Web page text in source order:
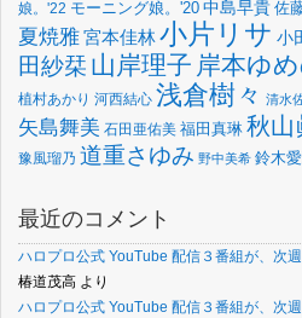
娘。'22 モーニング娘。'20 中島早貴 佐
夏焼雅宮本佳林小片リサ 小
田紗栞 山岸理子 岸本ゆ
植村あかり 河西結心 浅倉樹々 清水
矢島舞美 石田亜佑美 福田真琳 秋山
豫風瑠乃 道重さゆみ 野中美希 鈴木
最近のコメント
ハロプロ公式 YouTube 配信３番組が、次
椿道茂高 より
ハロプロ公式 YouTube 配信３番組が、次